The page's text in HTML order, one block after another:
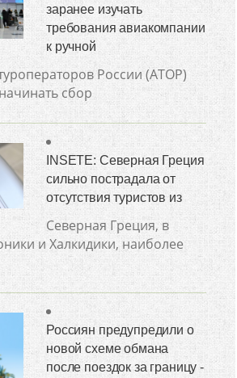
заранее изучать
требования авиакомпании
к ручной
России (АТОР)
сбор
INSETE: Северная Греция
сильно пострадала от
отсутствия туристов из
Северная Греция, в
и Халкидики, наиболее
Россиян предупредили о
новой схеме обмана
после поездок за границу -